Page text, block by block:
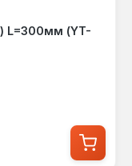
L=300мм (YT-